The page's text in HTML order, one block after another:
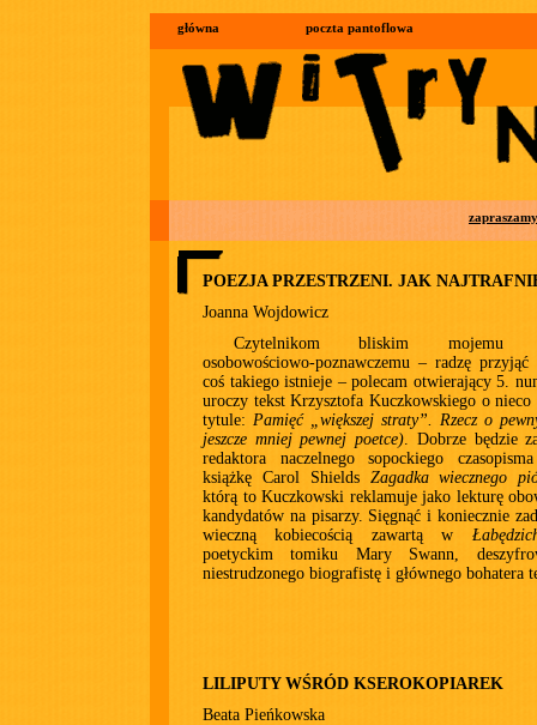
główna poczta pantoflowa
zapraszamy
POEZJA PRZESTRZENI. JAK
Joanna Wojdowicz
Czytelnikom bliskim mojemu
osobowościowo-poznawczemu – radzę
coś takiego istnieje – polecam otwierający 5.
uroczy tekst Krzysztofa Kuczkowskiego o
tytule: Pamięć „większej straty”. Rzecz o
jeszcze mniej pewnej poetce). Dobrze będzie
redaktora naczelnego sopockiego
książkę Carol Shields Zagadka wiecznego
którą to Kuczkowski reklamuje jako lekturę
kandydatów na pisarzy. Sięgnąć i koniecznie
wieczną kobiecością zawartą w
poetyckim tomiku Mary Swann,
niestrudzonego biografistę i głównego bohatera
LILIPUTY WŚRÓD KSEROKOPIAREK
Beata Pieńkowska